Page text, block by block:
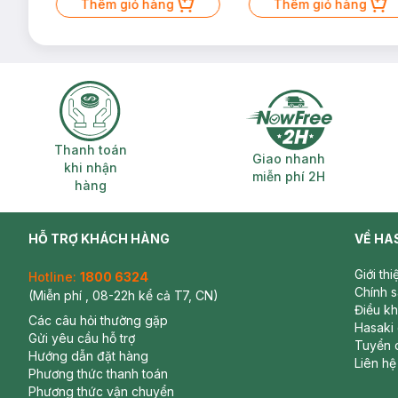
Thêm giỏ hàng Thêm giỏ hàng
Thanh toán khi nhận hàng
Thanh toán
khi nhận
hàng
Giao nhanh
Giao nhanh
miễn phí 2H
HỖ TRỢ KHÁCH HÀNG
Hotline: 1800 6324
(Miễn phí , 08-22h kể cả T7, CN)
Các câu hỏi thường gặp
Gửi yêu cầu hỗ trợ
Hướng dẫn đặt hàng
Phương thức thanh toán
Phương thức vận chuyển
VỀ
Giới
Chính
Điều
Hasaki
Tuyển
Liên hệ